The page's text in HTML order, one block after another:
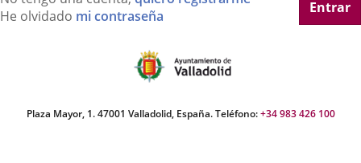
He olvidado mi contraseña Entrar
Plaza Mayor, 1. 47001 Valladolid, España. Teléfono:+34 983 426 100